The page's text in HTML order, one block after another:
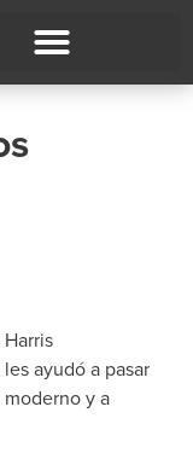
ayudó a pasar
y a